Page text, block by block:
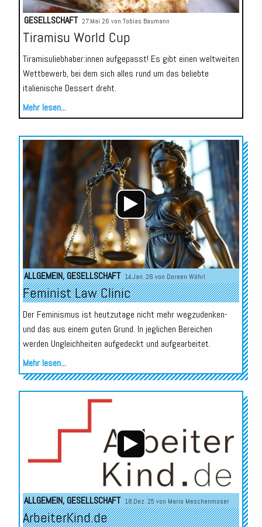
GESELLSCHAFT 27.Mai 26 von Tobias Baumann
Tiramisu World Cup
Tiramisuliebhaber:innen aufgepasst! Es gibt einen weltweiten
Wettbewerb, bei dem sich alles rund um das beliebte
italienische Dessert dreht.
Mehr lesen...
Audio-
Player
ALLGEMEIN, GESELLSCHAFT 14.Jan. 26 von Doreen Wöhrl
Feminist Law Clinic
Der Feminismus ist heutzutage nicht mehr wegzudenken-
und das aus einem guten Grund. In jeglichen Bereichen
werden Ungleichheiten aufgedeckt und aufgearbeitet.
Mehr lesen...
Audio-
Player
ALLGEMEIN, GESELLSCHAFT 18.Dez. 25 von Mario Meschenmoser
ArbeiterKind.de